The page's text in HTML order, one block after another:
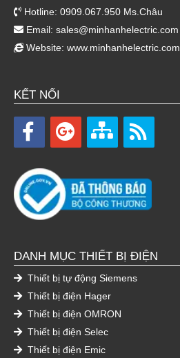
Hotline: 0909.067.950 Ms.Châu
Email: sales@minhanhelectric.com
Website: www.minhanhelectric.com
KẾT NỐI
DANH MỤC THIẾT BỊ ĐIỆN
Thiết bị tự động Siemens
Thiết bị điện Hager
Thiết bị điện OMRON
Thiết bị điện Selec
Thiết bị điện Emic